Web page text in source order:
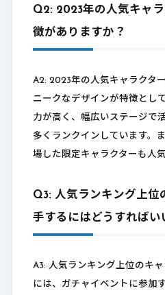
Q2: 2023年の人気キャ
徴がありますか？
A2: 2023年の人気キャラクタ
ニークなデザインが特徴とし
力が高く、幅広いステージで
多くランクインしています。
場した限定キャラクターも人
Q3: 人気ランキング上位
手するにはどうすればい
A3: 人気ランキング上位のキ
には、ガチャイベントに参加